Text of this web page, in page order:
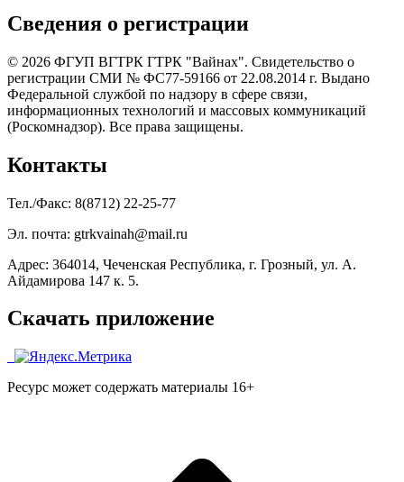
Сведения о регистрации
© 2026 ФГУП ВГТРК ГТРК "Вайнах". Свидетельство о
регистрации СМИ № ФС77-59166 от 22.08.2014 г. Выдано
Федеральной службой по надзору в сфере связи,
информационных технологий и массовых коммуникаций
(Роскомнадзор). Все права защищены.
Контакты
Тел./Факс: 8(8712) 22-25-77
Эл. почта: gtrkvainah@mail.ru
Адрес: 364014, Чеченская Республика, г. Грозный, ул. А.
Айдамирова 147 к. 5.
Скачать приложение
Ресурс может содержать материалы 16+